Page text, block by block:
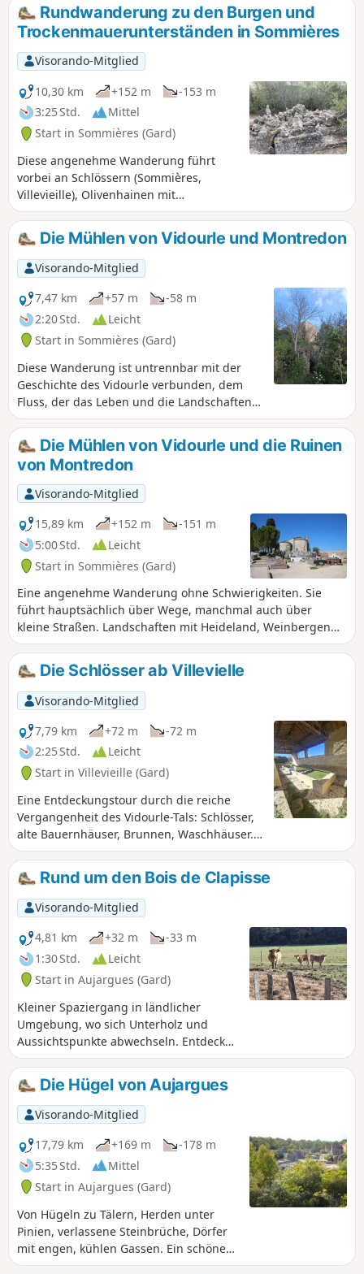
ist. Der erste Teil führt über einen Grünen
Weg (eine ehemalige Eisenbahnstrecke
zwischen Sommières und Ganges), der auf
bemerkenswerte Weise mit mehreren
Kunstbauten saniert wurde.
Rundwanderung zu den Burgen und
Trockenmauerunterständen in Sommières
Visorando-Mitglied
10,30 km
+152 m
-153 m
3:25 Std.
Mittel
Start in Sommières (Gard)
Diese angenehme Wanderung führt
vorbei an Schlössern (Sommières,
Villevieille), Olivenhainen mit
Trockenmauerunterständen
(Steinhütten) und kleinen Wäldern. Sie
führt auch durch die ehemaligen
Steinbrüche von Bon Temps in Junas, wo
im Juli ein Jazzfestival stattfindet.
Die Mühlen von Vidourle und Montredon
Visorando-Mitglied
7,47 km
+57 m
-58 m
2:20 Std.
Leicht
Start in Sommières (Gard)
Diese Wanderung ist untrennbar mit der
Geschichte des Vidourle verbunden, dem
Fluss, der das Leben und die Landschaften
der Region geprägt hat. Sie kommen an
Mühlen vorbei und überqueren
jahrtausendealte Pässe.
Die Mühlen von Vidourle und die Ruinen
von Montredon
Visorando-Mitglied
15,89 km
+152 m
-151 m
5:00 Std.
Leicht
Start in Sommières (Gard)
Eine angenehme Wanderung ohne Schwierigkeiten. Sie
führt hauptsächlich über Wege, manchmal auch über
kleine Straßen. Landschaften mit Heideland, Weinbergen
und Unterholz. Mehrere Mühlen säumen diese Route. Man
muss einen kleinen Abstecher zum Vidourle machen, um
sie zu bewundern und die erholsame Ruhe dieses Flusses
zu genießen (an diesem Tag!!).
Die Schlösser ab Villevielle
Visorando-Mitglied
7,79 km
+72 m
-72 m
2:25 Std.
Leicht
Start in Villevieille (Gard)
Eine Entdeckungstour durch die reiche
Vergangenheit des Vidourle-Tals: Schlösser,
alte Bauernhäuser, Brunnen, Waschhäuser.
Einige Abschnitte auf asphaltierten Straßen
machen diese Tour für alle zugänglich.
Rund um den Bois de Clapisse
Visorando-Mitglied
4,81 km
+32 m
-33 m
1:30 Std.
Leicht
Start in Aujargues (Gard)
Kleiner Spaziergang in ländlicher
Umgebung, wo sich Unterholz und
Aussichtspunkte abwechseln. Entdecken
Sie das wilde Heideland, das seit jeher
vom Menschen für den Anbau von
Nahrungsmitteln und die Schafweide
genutzt wird, sowie den Eichenwald für
die Herstellung von Holzkohle und
Glaswaren.
Die Hügel von Aujargues
Visorando-Mitglied
17,79 km
+169 m
-178 m
5:35 Std.
Mittel
Start in Aujargues (Gard)
Von Hügeln zu Tälern, Herden unter
Pinien, verlassene Steinbrüche, Dörfer
mit engen, kühlen Gassen. Ein schöner
Einblick in das Departement Gard.